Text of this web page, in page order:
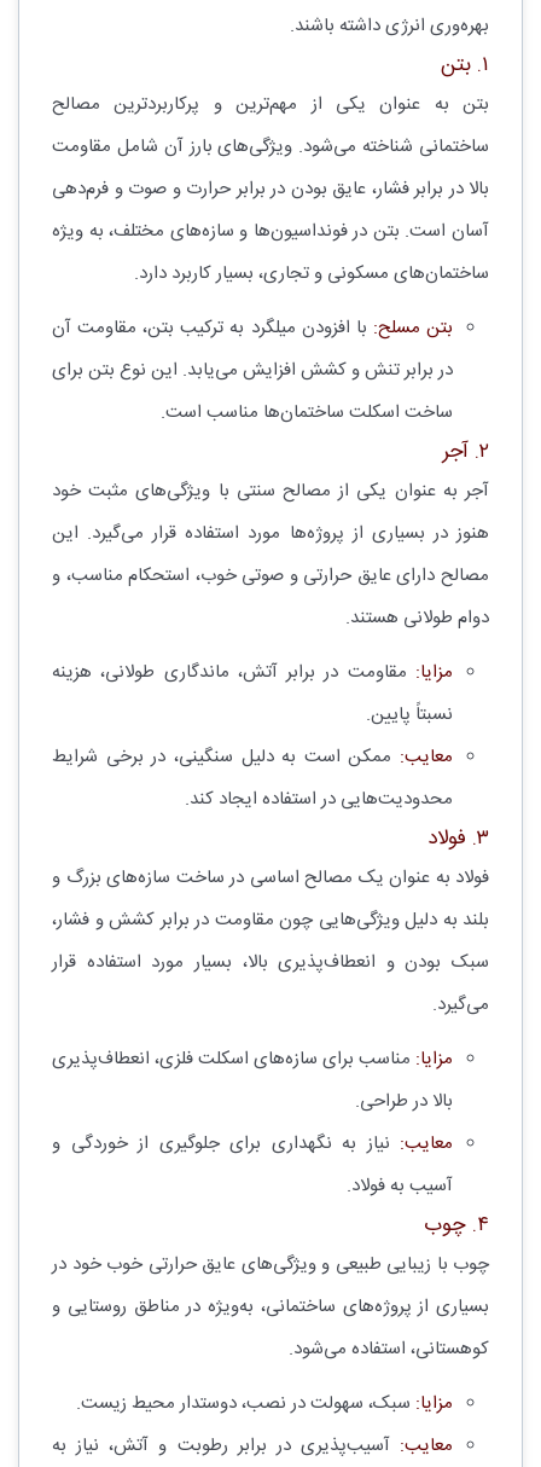
بهره‌وری انرژی داشته باشند.
۱. بتن
بتن به عنوان یکی از مهم‌ترین و پرکاربردترین مصالح
ساختمانی شناخته می‌شود. ویژگی‌های بارز آن شامل مقاومت
بالا در برابر فشار، عایق بودن در برابر حرارت و صوت و فرم‌دهی
آسان است. بتن در فونداسیون‌ها و سازه‌های مختلف، به ویژه
ساختمان‌های مسکونی و تجاری، بسیار کاربرد دارد.
بتن مسلح: با افزودن میلگرد به ترکیب بتن، مقاومت آن
در برابر تنش و کشش افزایش می‌یابد. این نوع بتن برای
ساخت اسکلت ساختمان‌ها مناسب است.
۲. آجر
آجر به عنوان یکی از مصالح سنتی با ویژگی‌های مثبت خود
هنوز در بسیاری از پروژه‌ها مورد استفاده قرار می‌گیرد. این
مصالح دارای عایق حرارتی و صوتی خوب، استحکام مناسب، و
دوام طولانی هستند.
مزایا: مقاومت در برابر آتش، ماندگاری طولانی، هزینه
نسبتاً پایین.
معایب: ممکن است به دلیل سنگینی، در برخی شرایط
محدودیت‌هایی در استفاده ایجاد کند.
۳. فولاد
فولاد به عنوان یک مصالح اساسی در ساخت سازه‌های بزرگ و
بلند به دلیل ویژگی‌هایی چون مقاومت در برابر کشش و فشار،
سبک بودن و انعطاف‌پذیری بالا، بسیار مورد استفاده قرار
می‌گیرد.
مزایا: مناسب برای سازه‌های اسکلت فلزی، انعطاف‌پذیری
بالا در طراحی.
معایب: نیاز به نگهداری برای جلوگیری از خوردگی و
آسیب به فولاد.
۴. چوب
چوب با زیبایی طبیعی و ویژگی‌های عایق حرارتی خوب خود در
بسیاری از پروژه‌های ساختمانی، به‌ویژه در مناطق روستایی و
کوهستانی، استفاده می‌شود.
مزایا: سبک، سهولت در نصب، دوستدار محیط زیست.
معایب: آسیب‌پذیری در برابر رطوبت و آتش، نیاز به